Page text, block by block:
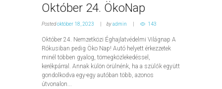
Október 24. ÖkoNap
Postedoktóber 18, 2023 byadmin 143
Október 24. Nemzetközi Éghajlatvédelmi Világnap A
Rókusiban pedig Öko Nap! Autó helyett érkezzetek
minél többen gyalog, tömegközlekedéssel,
kerékpárral. Annak külön örülnénk, ha a szülők együtt
gondolkodva egy-egy autóban több, azonos
útvonalon...